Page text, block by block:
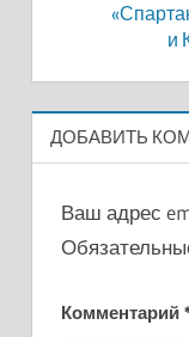
и
ДОБАВИТЬ
Ваш адрес
Комментарий